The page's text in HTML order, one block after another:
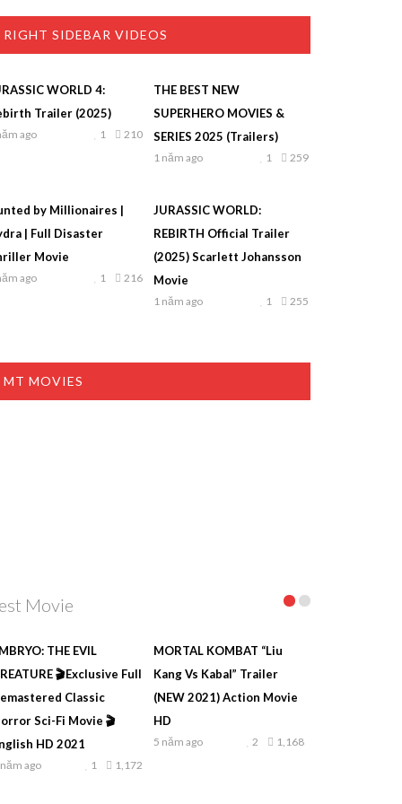
RIGHT SIDEBAR VIDEOS
WORLD 4:
Trailer (2025)
ago 210
1
THE BEST NEW
SUPERHERO MOVIES &
SERIES 2025 (Trailers)
1 năm ago 259
1
by Millionaires |
| Full Disaster
Movie
ago 216
1
JURASSIC WORLD:
REBIRTH Official Trailer
(2025) Scarlett Johansson
Movie
1 năm ago 255
1
MT MOVIES
Movie
THE EVIL
🎬Exclusive Full
Classic
Sci-Fi Movie 🎬
HD 2021
ago 1,172
1
MORTAL KOMBAT “Liu
Kang Vs Kabal” Trailer
(NEW 2021) Action Movie
HD
5 năm ago 1,168
2